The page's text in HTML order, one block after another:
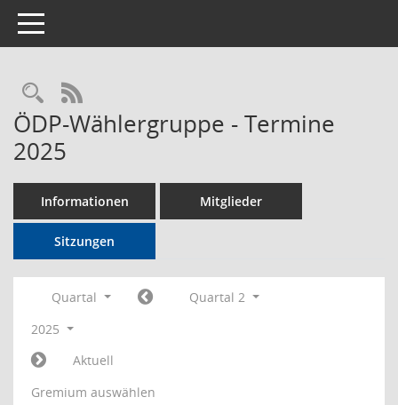
Toggle navigation
Rechercheauswahl
RSS-Feed
ÖDP-Wählergruppe - Termine
2025
Informationen Mitglieder
Sitzungen
Quartal
Quartal 2
2025
Aktuell
Gremium auswählen